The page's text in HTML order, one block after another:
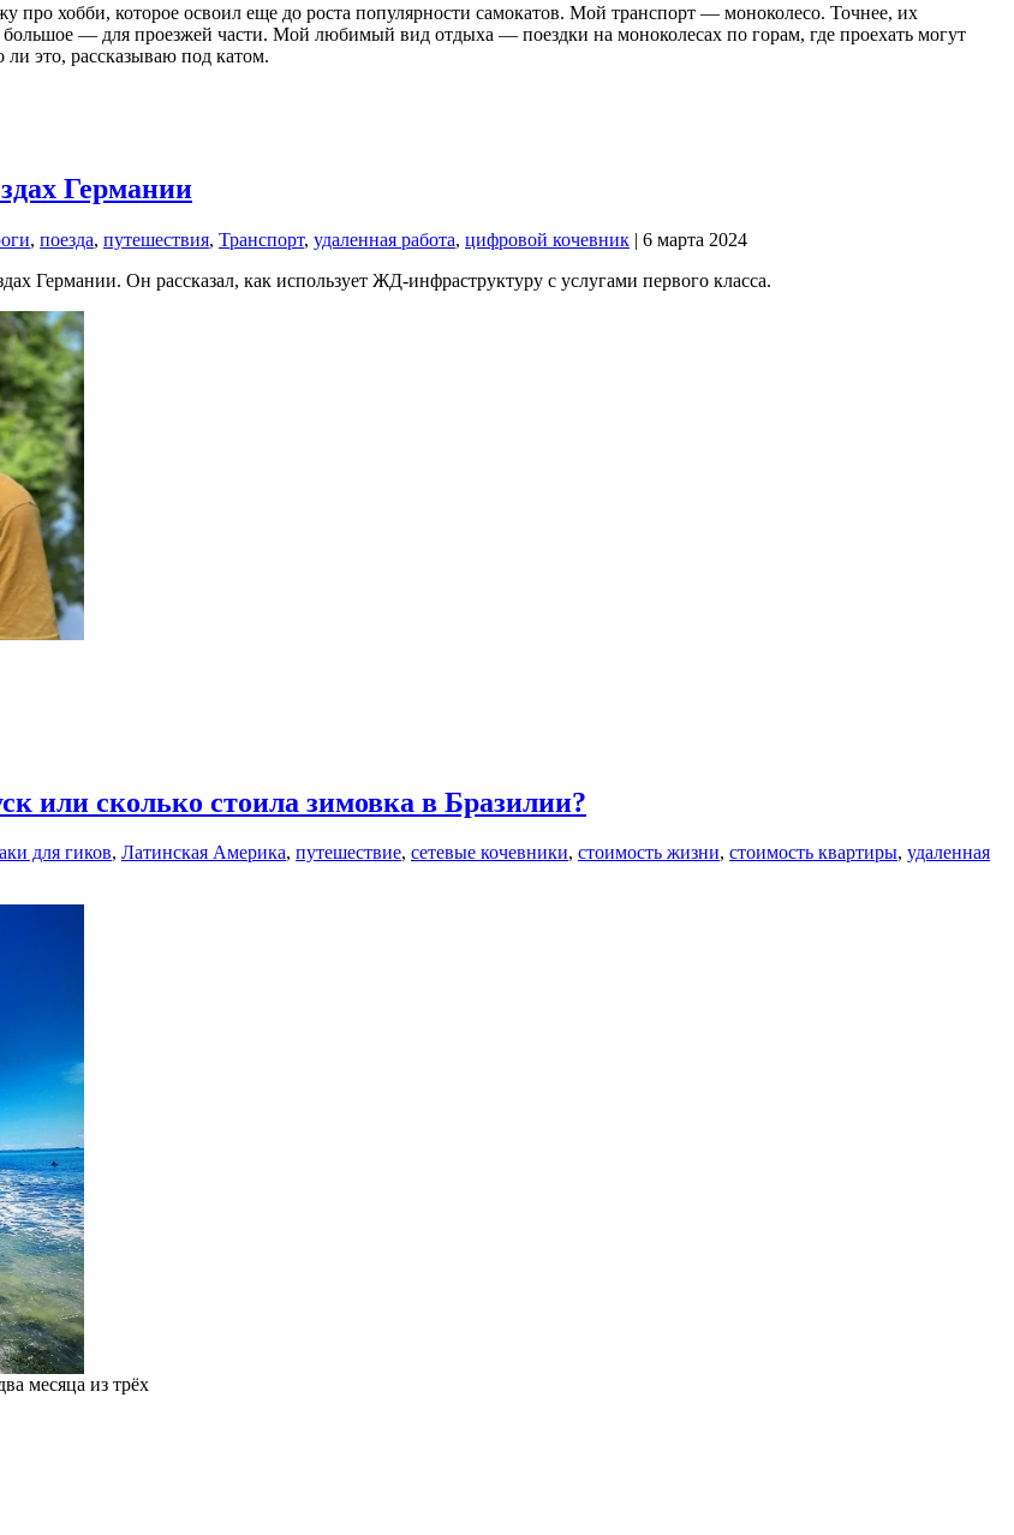
хобби, которое освоил еще до роста популярности самокатов. Мой транспорт — моноколесо. Точнее, их
— для проезжей части. Мой любимый вид отдыха — поездки на моноколесах по горам, где проехать могут
это, рассказываю под катом.
Германии
, поезда, путешествия, Транспорт, удаленная работа, цифровой кочевник | 6 марта 2024
Германии. Он рассказал, как использует ЖД-инфраструктуру с услугами первого класса.
или сколько стоила зимовка в Бразилии?
для гиков, Латинская Америка, путешествие, сетевые кочевники, стоимость жизни, стоимость квартиры, удаленная
месяца из трёх